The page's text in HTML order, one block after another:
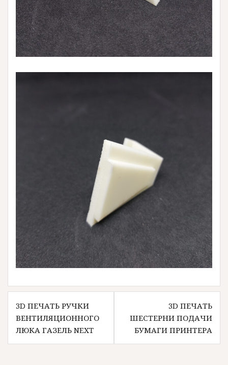
Навигация
по
записям
3D ПЕЧАТЬ РУЧКИ
ВЕНТИЛЯЦИОННОГО
ЛЮКА ГАЗЕЛЬ NEXT
3D ПЕЧАТЬ
ШЕСТЕРНИ ПОДАЧИ
БУМАГИ ПРИНТЕРА